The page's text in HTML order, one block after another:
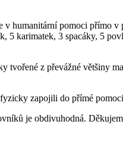
humanitární pomoci přímo v
5 karimatek, 3 spacáky, 5
z převážné většiny
zapojili do přímé
je obdivuhodná.